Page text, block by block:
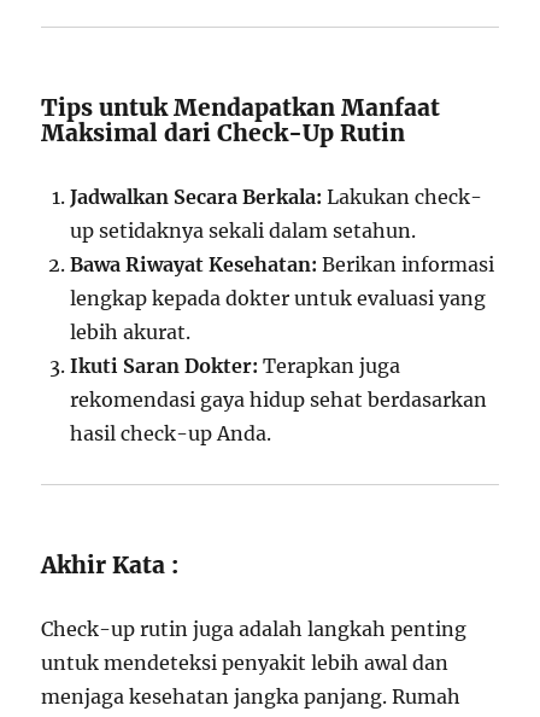
Tips untuk Mendapatkan Manfaat
Maksimal dari Check-Up Rutin
Jadwalkan Secara Berkala: Lakukan check-
up setidaknya sekali dalam setahun.
Bawa Riwayat Kesehatan: Berikan informasi
lengkap kepada dokter untuk evaluasi yang
lebih akurat.
Ikuti Saran Dokter: Terapkan juga
rekomendasi gaya hidup sehat berdasarkan
hasil check-up Anda.
Akhir Kata :
Check-up rutin juga adalah langkah penting
untuk mendeteksi penyakit lebih awal dan
menjaga kesehatan jangka panjang. Rumah